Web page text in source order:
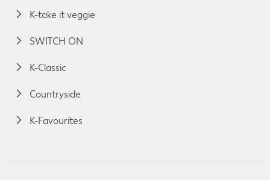
K-take it veggie
SWITCH ON
K-Classic
Countryside
K-Favourites